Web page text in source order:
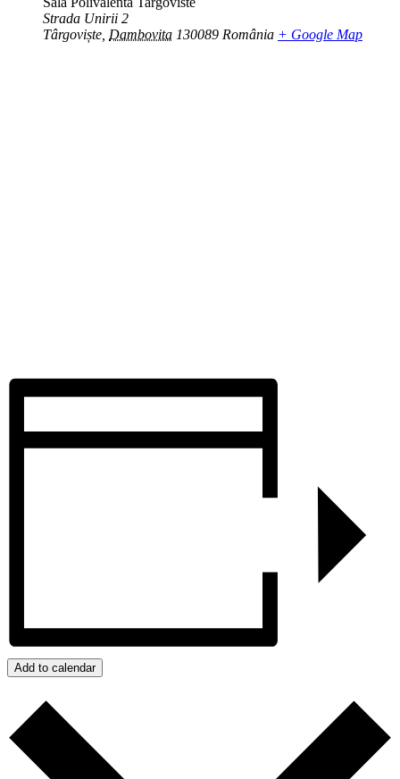
Strada Unirii 2
Târgoviște Dambovita 130089 România + Google Map
Add to calendar